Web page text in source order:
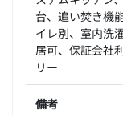
台、追い焚き機
イレ別、室内洗
居可、保証会社
リー
備考